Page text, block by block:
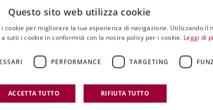
via al piano per creare alloggi
Questo sito web utilizza cookie
cookie per migliorare la tua esperienza di navigazione. Utilizzando il
tutti i cookie in conformità con la nostra policy per i cookie. Leggi di
PERFORMANCE TARGETING
ACCETTA TUTTO RIFIUTA TUTTO